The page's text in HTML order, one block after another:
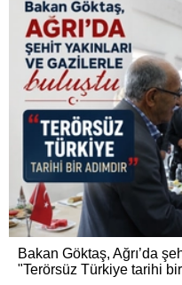
Bakan Göktaş, Ağrı’da
"Terörsüz Türkiye tarihi bir